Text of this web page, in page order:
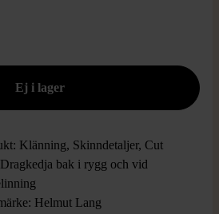
Klänning, Skinndetaljer, Cut
bak i rygg och vid
Helmut Lang